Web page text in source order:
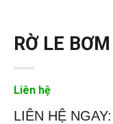
RỜ LE
Liên hệ
LIÊN HỆ NGAY: